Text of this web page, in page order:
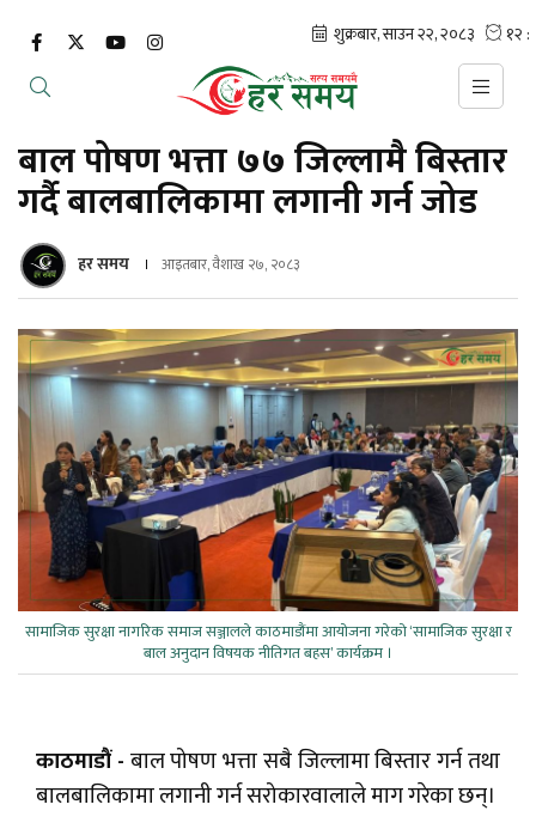
बाल पोषण भत्ता ७७ जिल्लामै बिस्तार
गर्दै बालबालिकामा लगानी गर्न जोड
हर समय आइतबार, वैशाख २७, २०८३
सामाजिक सुरक्षा नागरिक समाज सञ्जालले काठमाडौंमा आयोजना गरेको ‘सामाजिक सुरक्षा र
बाल अनुदान विषयक नीतिगत बहस’ कार्यक्रम ।
काठमाडौं -बाल पोषण भत्ता सबै जिल्लामा बिस्तार गर्न तथा
बालबालिकामा लगानी गर्न सरोकारवालाले माग गरेका छन्।